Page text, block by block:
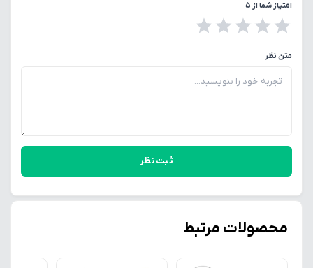
امتیاز شما از ۵
متن نظر
ثبت نظر
محصولات مرتبط